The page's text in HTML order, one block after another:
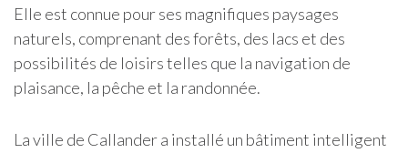
Elle est connue pour ses magnifiques paysages
naturels, comprenant des forêts, des lacs et des
possibilités de loisirs telles que la navigation de
plaisance, la pêche et la randonnée.
La ville de Callander a installé un bâtiment intelligent